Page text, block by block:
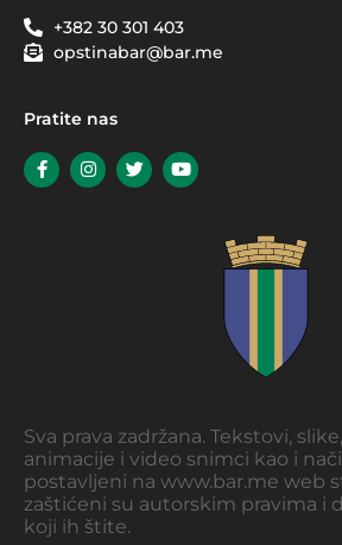
+382 30 301 403
opstinabar@bar.me
Pratite nas
Sva prava zadržana. Tekstovi,
animacije i video snimci kao i
postavljeni na www.bar.me web
zaštićeni su autorskim pravima i
koji ih štite.